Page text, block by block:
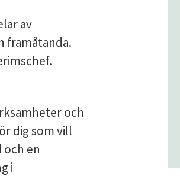
av
framåtanda.
och
dig som vill
och en
i